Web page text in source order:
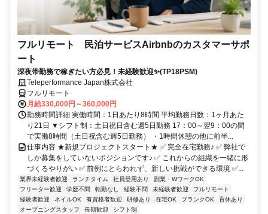
フルリモート 民泊サービスAirbnbのカスタマーサポ
ート
深夜帯勤務で稼ぎたい方必見！未経験歓迎✨(TP18PSM)
Teleperformance Japan株式会社
フルリモート
月給330,000円～360,000円
勤務時間詳細 実働時間：1日あたり8時間 平均勤務日数：1ヶ月あた
り21日 ▼シフト制：土日祝日含む週5日勤務 17：00～翌9：00の間
で実働8時間（土日祝含む週5日勤務） ・1時間休憩の他に前半...
仕事内容 ★新規プロジェクトスタート★ ✅ 完全在宅勤務♪ ✅ 弊社で
しか募集をしていないポジションです♪ ✅ これからの組織を一緒に形
づくるやりがい ✅ 前例にとらわれず、新しい挑戦ができる環境 ✅...
業界未経験者歓迎 ランチタイム 社員登用あり
副業・WワークOK
フリーター歓迎
学歴不問 転勤なし 経験不問 未経験者歓迎
フルリモート
経験者歓迎
ネイルOK 有資格者歓迎 研修あり 在宅OK ブランクOK
育休あり
オープニングスタッフ
長期歓迎 シフト制